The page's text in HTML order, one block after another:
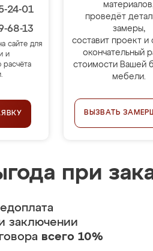
24-01
68-13
сайте для
и
расчёта
проведёт
замеры,
составит проект и
окончательный
стоимости Вашей
мебели.
ВЫЗВАТЬ
при
заключении
всего 10%